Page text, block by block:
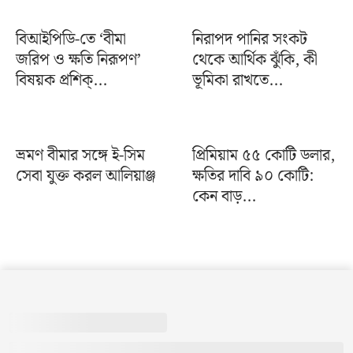
বিআইপিডি-তে ‘বীমা
জরিপ ও ক্ষতি নিরূপণ’
বিষয়ক প্রশিক্...
নিরাপদ পানির সংকট
থেকে আর্থিক ঝুঁকি, কী
ভূমিকা রাখতে...
ভ্রমণ বীমার সঙ্গে ই-সিম
সেবা যুক্ত করল আলিয়াঞ্জ
প্রিমিয়াম ৫৫ কোটি ডলার,
ক্ষতির দাবি ৯০ কোটি:
কেন বাড়...